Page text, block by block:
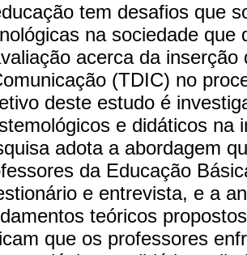
tem desafios que
na sociedade que
acerca da
(TDIC) no
deste estudo é
e didáticos na
adota a abordagem
da Educação
e entrevista, e a
teóricos
que os professores